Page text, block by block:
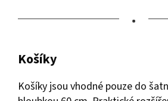
•
Košíky
Košíky jsou vhodné pouze do